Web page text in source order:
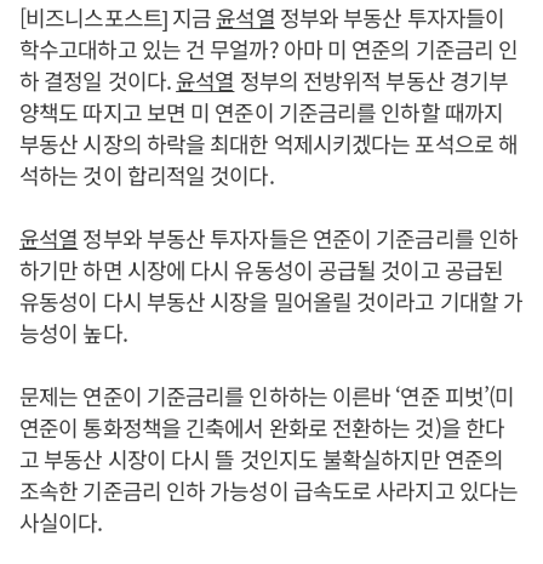
[비즈니스포스트] 지금윤석열 정부와 부동산 투자자들이
학수고대하고 있는 건 무얼까? 아마 미 연준의 기준금리 인
하 결정일 것이다.윤석열 정부의 전방위적 부동산 경기부
양책도 따지고 보면 미 연준이 기준금리를 인하할 때까지
부동산 시장의 하락을 최대한 억제시키겠다는 포석으로 해
석하는 것이 합리적일 것이다.
윤석열 정부와 부동산 투자자들은 연준이 기준금리를 인하
하기만 하면 시장에 다시 유동성이 공급될 것이고 공급된
유동성이 다시 부동산 시장을 밀어올릴 것이라고 기대할 가
능성이 높다.
문제는 연준이 기준금리를 인하하는 이른바 ‘연준 피벗’(미
연준이 통화정책을 긴축에서 완화로 전환하는 것)을 한다
고 부동산 시장이 다시 뜰 것인지도 불확실하지만 연준의
조속한 기준금리 인하 가능성이 급속도로 사라지고 있다는
사실이다.